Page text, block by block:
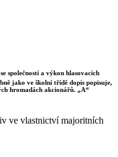
společností a výkon hlasovacích
jako ve školní třídě dopis popisuje,
hromadách akcionářů. „A“
ve vlastnictví majoritních